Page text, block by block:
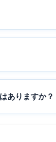
ありますか？